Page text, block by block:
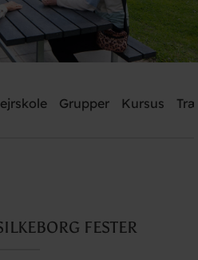
3642
Grupper Kursus
FESTER